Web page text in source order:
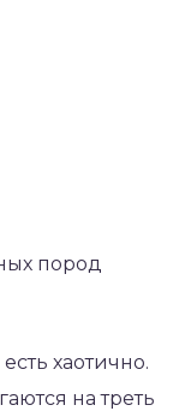
пород
хаотично.
на треть